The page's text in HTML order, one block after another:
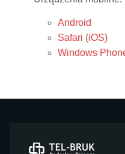
Android
Safari (iOS)
Windows